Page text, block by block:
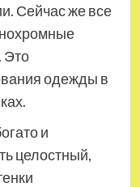
Сейчас же все
Это
одежды в
и
целостный,